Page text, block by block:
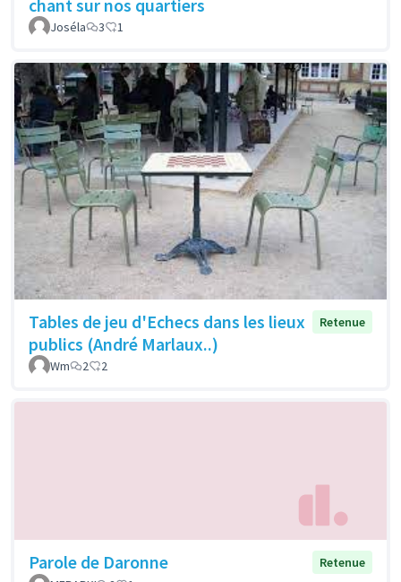
chant sur nos quartiers
Joséla 3 1
Tables de jeu d'Echecs dans les lieux
publics (André Marlaux..)
Retenue
Wm 2 2
Parole de Daronne
Retenue